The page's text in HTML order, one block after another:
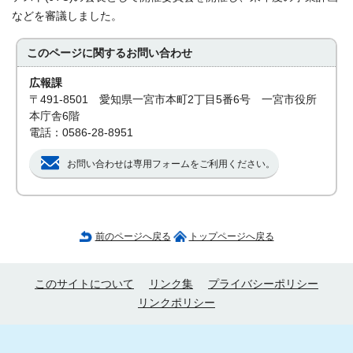
などを審議しました。
このページに関するお問い合わせ
広報課
〒491-8501 愛知県一宮市本町2丁目5番6号 一宮市役所
本庁舎6階
電話：0586-28-8951
お問い合わせは専用フォームをご利用ください。
前のページへ戻る トップページへ戻る
このサイトについて リンク集
プライバシーポリシー
リンクポリシー